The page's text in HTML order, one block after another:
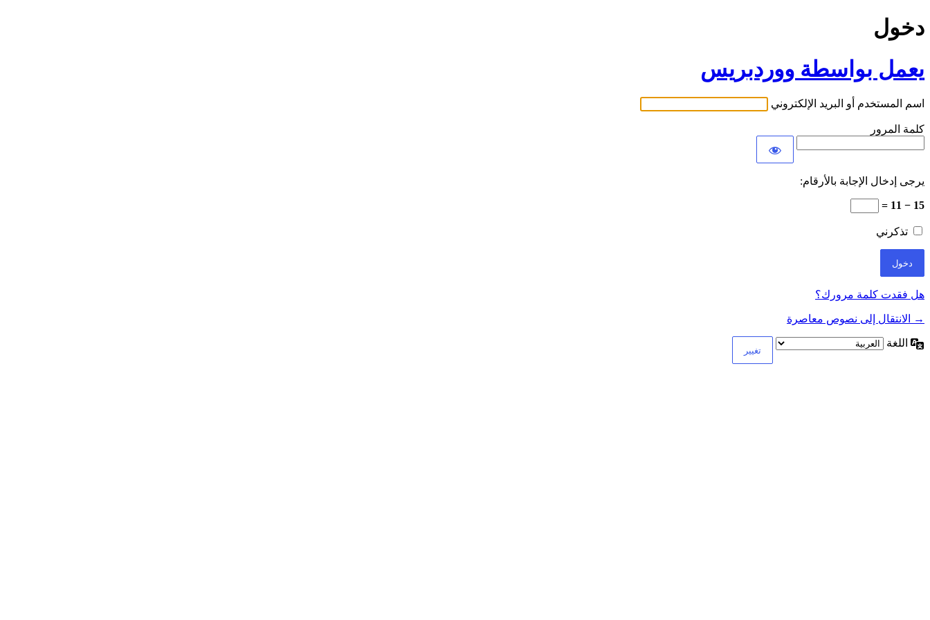
دخول
يعمل بواسطة ووردبريس
اسم المستخدم أو البريد الإلكتروني
كلمة المرور
يرجى إدخال الإجابة بالأرقام:
15 − 11 =
تذكرني
هل فقدت كلمة مرورك؟
→ الانتقال إلى نصوص معاصرة
اللغة